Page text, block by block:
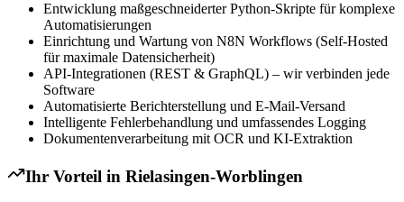
Entwicklung maßgeschneiderter Python-Skripte für komplexe
Automatisierungen
Einrichtung und Wartung von N8N Workflows (Self-Hosted
für maximale Datensicherheit)
API-Integrationen (REST & GraphQL) – wir verbinden jede
Software
Automatisierte Berichterstellung und E-Mail-Versand
Intelligente Fehlerbehandlung und umfassendes Logging
Dokumentenverarbeitung mit OCR und KI-Extraktion
Ihr Vorteil in Rielasingen-Worblingen